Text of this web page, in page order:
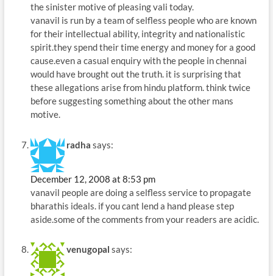
the sinister motive of pleasing vali today.
vanavil is run by a team of selfless people who are known
for their intellectual ability, integrity and nationalistic
spirit.they spend their time energy and money for a good
cause.even a casual enquiry with the people in chennai
would have brought out the truth. it is surprising that
these allegations arise from hindu platform. think twice
before suggesting something about the other mans
motive.
radha says:
December 12, 2008 at 8:53 pm
vanavil people are doing a selfless service to propagate
bharathis ideals. if you cant lend a hand please step
aside.some of the comments from your readers are acidic.
venugopal says: